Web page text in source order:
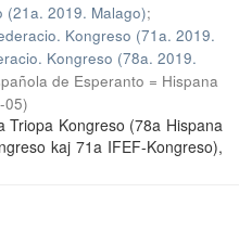
(21a. 2019. Malago);
Kongreso (71a. 2019.
Kongreso (78a. 2019.
de Esperanto = Hispana
05)
Kongreso (78a Hispana
kaj 71a IFEF-Kongreso),